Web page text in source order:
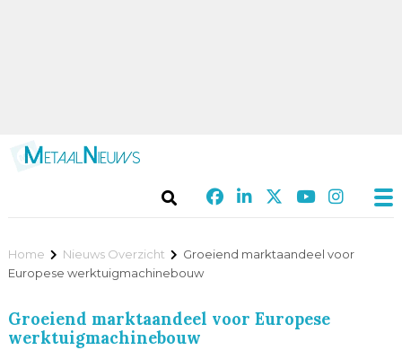
Home Nieuws Overzicht
Groeiend marktaandeel voor
Europese werktuigmachinebouw
Groeiend marktaandeel voor Europese
werktuigmachinebouw